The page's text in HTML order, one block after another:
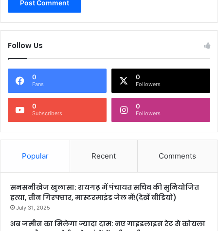
Follow Us
0
Fans
0
Followers
0
Subscribers
0
Followers
Popular Recent Comments
सनसनीखेज खुलासा: रायगढ़ में पंचायत सचिव की सुनियोजित
हत्या, तीन गिरफ्तार, मास्टरमाइंड जेल में!(देखें वीडियो)
July 31, 2025
अब जमीन का मिलेगा ज्यादा दाम: नए गाइडलाइन रेट से कोयला